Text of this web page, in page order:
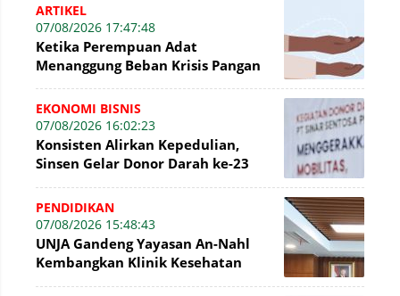
ARTIKEL
07/08/2026 17:47:48
Ketika Perempuan Adat
Menanggung Beban Krisis Pangan
EKONOMI BISNIS
07/08/2026 16:02:23
Konsisten Alirkan Kepedulian,
Sinsen Gelar Donor Darah ke-23
Sinsen
PENDIDIKAN
07/08/2026 15:48:43
UNJA Gandeng Yayasan An-Nahl
Kembangkan Klinik Kesehatan